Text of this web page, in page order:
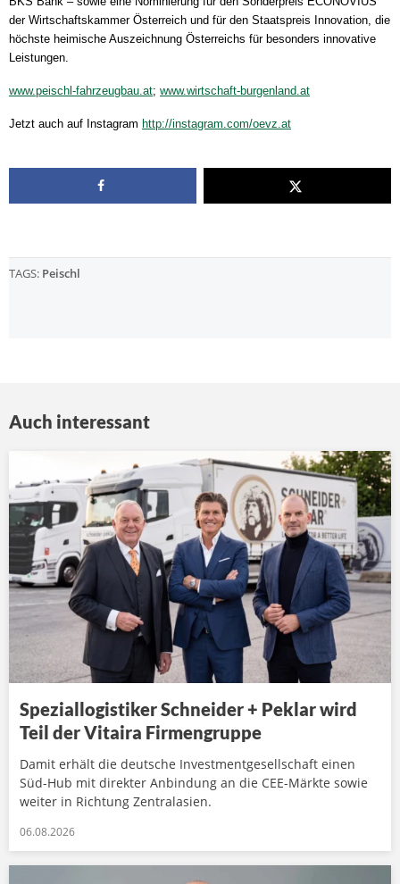
der Wirtschaftskammer Österreich und für den Staatspreis Innovation, die
höchste heimische Auszeichnung Österreichs für besonders innovative
Leistungen.
www.peischl-fahrzeugbau.at; www.wirtschaft-burgenland.at
Jetzt auch auf Instagram http://instagram.com/oevz.at
TAGS: Peischl
Auch interessant
Speziallogistiker Schneider + Peklar wird
Teil der Vitaira Firmengruppe
Damit erhält die deutsche Investmentgesellschaft einen
Süd-Hub mit direkter Anbindung an die CEE-Märkte sowie
weiter in Richtung Zentralasien.
06.08.2026